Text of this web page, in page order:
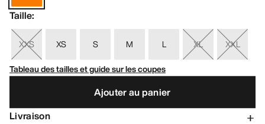
Taille:
XXS XS S M L XL
XXL
Tableau des tailles et guide sur les coupes
Ajouter au panier
Livraison